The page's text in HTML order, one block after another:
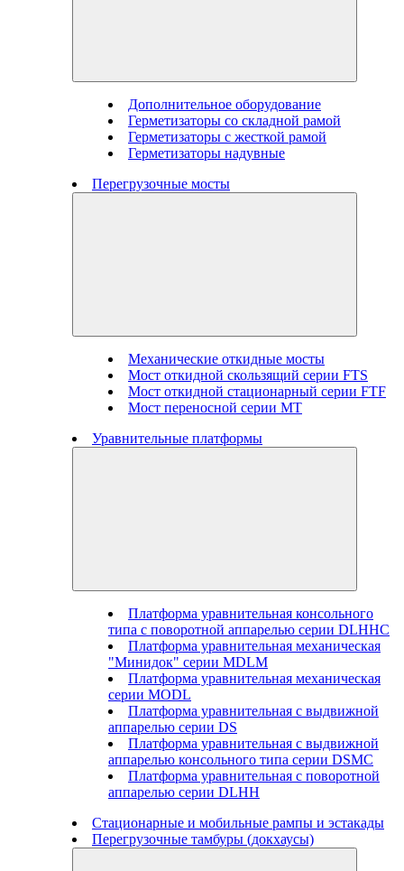
Дополнительное оборудование
Герметизаторы со складной рамой
Герметизаторы с жесткой рамой
Герметизаторы надувные
Перегрузочные мосты
Механические откидные мосты
Мост откидной скользящий серии FTS
Мост откидной стационарный серии FTF
Мост переносной серии MT
Уравнительные платформы
Платформа уравнительная консольного
типа с поворотной аппарелью серии DLHHC
Платформа уравнительная механическая
"Минидок" серии MDLM
Платформа уравнительная механическая
серии MODL
Платформа уравнительная с выдвижной
аппарелью серии DS
Платформа уравнительная с выдвижной
аппарелью консольного типа серии DSMC
Платформа уравнительная с поворотной
аппарелью серии DLHH
Стационарные и мобильные рампы и эстакады
Перегрузочные тамбуры (докхаусы)